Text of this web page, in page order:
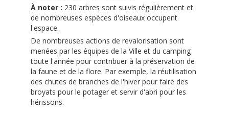
À noter : 230 arbres sont suivis régulièrement et
de nombreuses espèces d'oiseaux occupent
l'espace.
De nombreuses actions de revalorisation sont
menées par les équipes de la Ville et du camping
toute l'année pour contribuer à la préservation de
la faune et de la flore. Par exemple, la réutilisation
des chutes de branches de l'hiver pour faire des
broyats pour le potager et servir d'abri pour les
hérissons.